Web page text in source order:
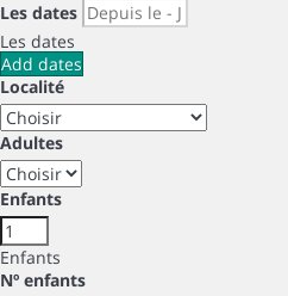
Les dates
Les dates
Add dates
Localité
Adultes
Enfants
Enfants
Nº enfants